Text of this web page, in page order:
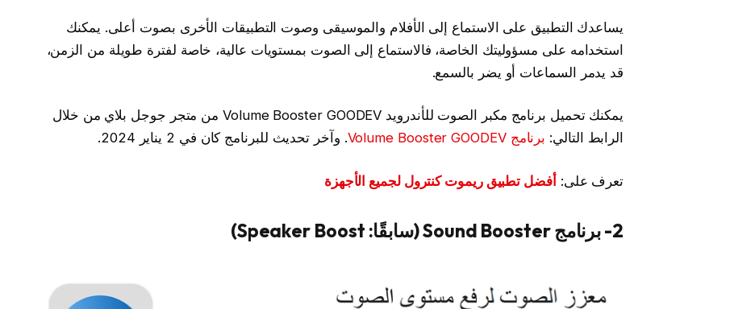
يساعدك التطبيق على الاستماع إلى الأفلام والموسيقى وصوت التطبيقات الأخرى بصوت أعلى. يمكنك
استخدامه على مسؤوليتك الخاصة، فالاستماع إلى الصوت بمستويات عالية، خاصة لفترة طويلة من الزمن،
قد يدمر السماعات أو يضر بالسمع.
يمكنك تحميل برنامج مكبر الصوت للأندرويد Volume Booster GOODEV من متجر جوجل بلاي من خلال
الرابط التالي: برنامج Volume Booster GOODEV . وآخر تحديث للبرنامج كان في 2 يناير 2024.
تعرف على:أفضل تطبيق ريموت كنترول لجميع الأجهزة
2- برنامج Sound Booster (سابقًا: Speaker Boost)